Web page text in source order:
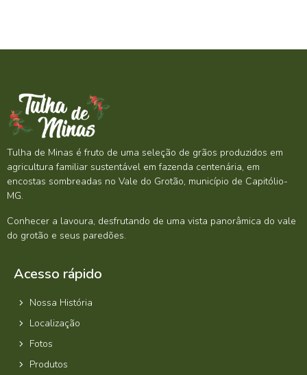
Tulha de Minas é fruto de uma seleção de grãos produzidos em
agricultura familiar sustentável em fazenda centenária, em
encostas sombreadas no Vale do Grotão, município de Capitólio-
MG.
Conhecer a lavoura, desfrutando de uma vista panorâmica do vale
do grotão e seus paredões.
Acesso rápido
Nossa História
Localização
Fotos
Produtos